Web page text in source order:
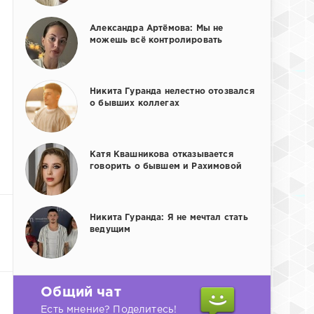
Александра Артёмова: Мы не
можешь всё контролировать
Никита Гуранда нелестно отозвался
о бывших коллегах
Катя Квашникова отказывается
говорить о бывшем и Рахимовой
Никита Гуранда: Я не мечтал стать
ведущим
Общий чат
Есть мнение? Поделитесь!